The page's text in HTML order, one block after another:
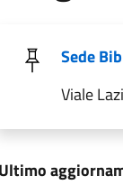
Sede
Viale
Ultimo